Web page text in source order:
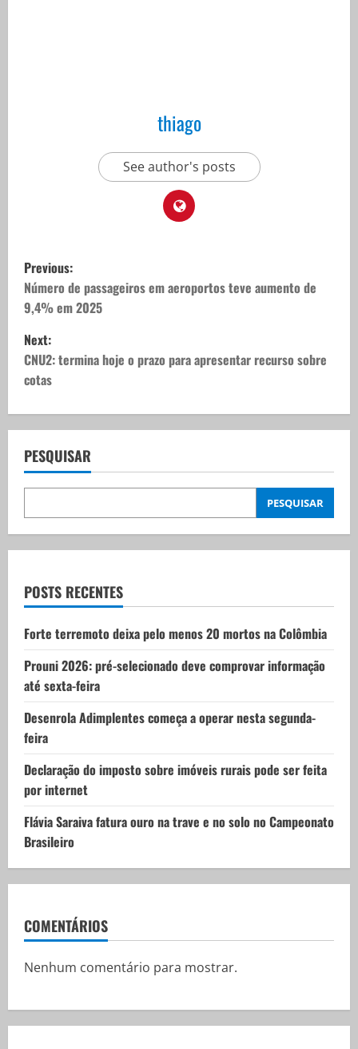
thiago
See author's posts
P
o
s
t
n
a
v
i
g
t
i
o
n
Previous:
Número de passageiros em aeroportos teve aumento de
9,4% em 2025
Next:
CNU2: termina hoje o prazo para apresentar recurso sobre
cotas
PESQUISAR
PESQUISAR
POSTS RECENTES
Forte terremoto deixa pelo menos 20 mortos na Colômbia
Prouni 2026: pré-selecionado deve comprovar informação
até sexta-feira
Desenrola Adimplentes começa a operar nesta segunda-
feira
Declaração do imposto sobre imóveis rurais pode ser feita
por internet
Flávia Saraiva fatura ouro na trave e no solo no Campeonato
Brasileiro
COMENTÁRIOS
Nenhum comentário para mostrar.